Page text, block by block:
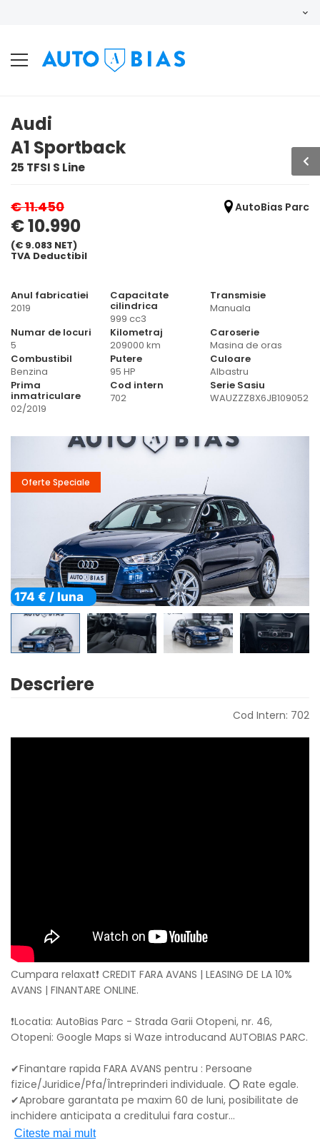
Audi
A1 Sportback
25 TFSI S Line
€ 11.450 AutoBias Parc
€ 10.990
(€ 9.083 NET)
TVA Deductibil
Anul fabricatiei
2019
Capacitate
cilindrica
999 cc3
Transmisie
Manuala
Numar de locuri
5
Kilometraj
209000 km
Caroserie
Masina de oras
Combustibil
Benzina
Putere
95 HP
Culoare
Albastru
Prima
inmatriculare
02/2019
Cod intern
702
Serie Sasiu
WAUZZZ8X6JB109052
174 € / luna
Oferte Speciale
Descriere
Cod Intern: 702
Cumpara relaxat❗ CREDIT FARA AVANS | LEASING DE LA 10%
AVANS | FINANTARE ONLINE.
❗Locatia: AutoBias Parc - Strada Garii Otopeni, nr. 46,
Otopeni: Google Maps si Waze introducand AUTOBIAS PARC.
✔Finantare rapida FARA AVANS pentru : Persoane
fizice/Juridice/Pfa/Întreprinderi individuale. ⭕ Rate egale.
✔Aprobare garantata pe maxim 60 de luni, posibilitate de
inchidere anticipata a creditului fara costur...
Citeste mai mult